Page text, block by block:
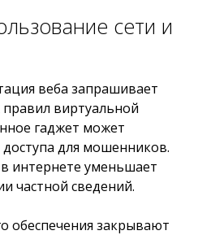
сети и
веба запрашивает
виртуальной
гаджет может
для мошенников.
интернете уменьшает
частной сведений.
обеспечения закрывают